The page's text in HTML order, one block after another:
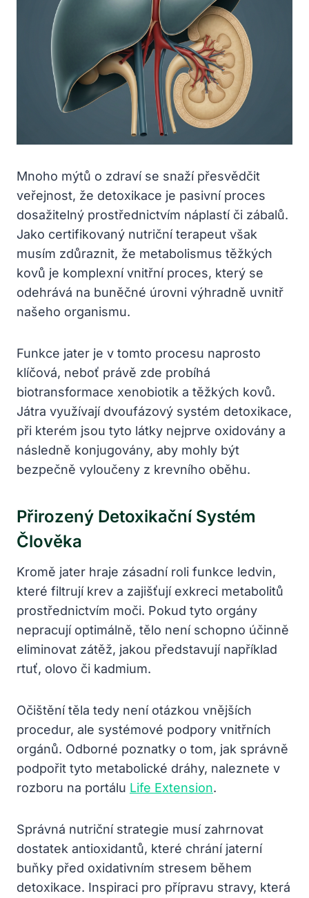
Mnoho mýtů o zdraví se snaží přesvědčit
veřejnost, že detoxikace je pasivní proces
dosažitelný prostřednictvím náplastí či zábalů.
Jako certifikovaný nutriční terapeut však
musím zdůraznit, že metabolismus těžkých
kovů je komplexní vnitřní proces, který se
odehrává na buněčné úrovni výhradně uvnitř
našeho organismu.
Funkce jater je v tomto procesu naprosto
klíčová, neboť právě zde probíhá
biotransformace xenobiotik a těžkých kovů.
Játra využívají dvoufázový systém detoxikace,
při kterém jsou tyto látky nejprve oxidovány a
následně konjugovány, aby mohly být
bezpečně vyloučeny z krevního oběhu.
Přirozený Detoxikační Systém
Člověka
Kromě jater hraje zásadní roli funkce ledvin,
které filtrují krev a zajišťují exkreci metabolitů
prostřednictvím moči. Pokud tyto orgány
nepracují optimálně, tělo není schopno účinně
eliminovat zátěž, jakou představují například
rtuť, olovo či kadmium.
Očištění těla tedy není otázkou vnějších
procedur, ale systémové podpory vnitřních
orgánů. Odborné poznatky o tom, jak správně
podpořit tyto metabolické dráhy, naleznete v
rozboru na portálu Life Extension.
Správná nutriční strategie musí zahrnovat
dostatek antioxidantů, které chrání jaterní
buňky před oxidativním stresem během
detoxikace. Inspiraci pro přípravu stravy, která